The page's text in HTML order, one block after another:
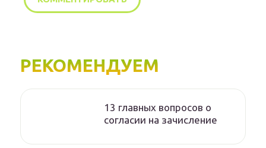
РЕКОМЕНДУЕМ
13 главных вопросов о
согласии на зачисление